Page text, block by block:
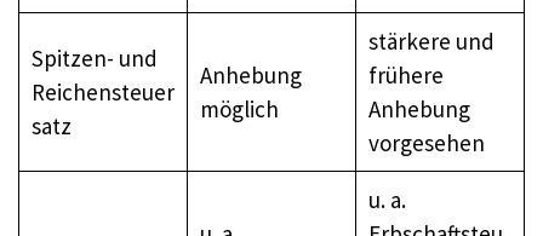
Spitzen- und
Reichensteuer
satz
Anhebung
möglich
stärkere und
frühere
Anhebung
vorgesehen
u. a.